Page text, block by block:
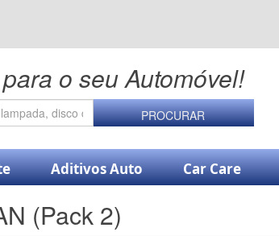
o seu Automóvel!
PROCURAR
Aditivos Auto Car Care
(Pack 2)